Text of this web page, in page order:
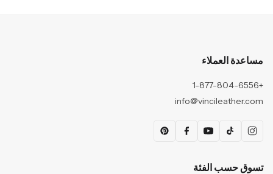
مساعدة العملاء
+1-877-804-6556
info@vincileather.com
تسوق حسب الفئة